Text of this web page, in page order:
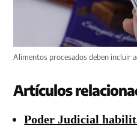
Alimentos procesados deben incluir
Artículos
Poder Judicial